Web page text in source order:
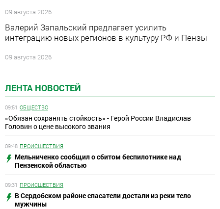
ЛЕНТА НОВОСТЕЙ
09:51 ОБЩЕСТВО
«Обязан сохранять стойкость» - Герой России Владислав
Головин о цене высокого звания
09:48 ПРОИСШЕСТВИЯ
Мельниченко сообщил о сбитом беспилотнике над
Пензенской областью
09:31 ПРОИСШЕСТВИЯ
В Сердобском районе спасатели достали из реки тело
мужчины
09 августа 2026
Валерий Запальский предлагает усилить
интеграцию новых регионов в культуру РФ и Пензы
09 августа 2026